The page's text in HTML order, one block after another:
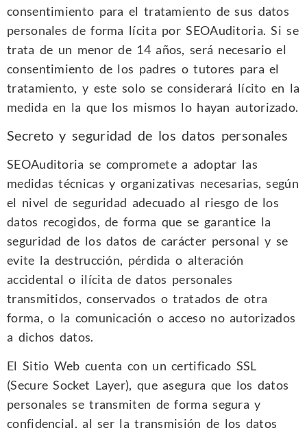
consentimiento para el tratamiento de sus datos
personales de forma lícita por SEOAuditoria. Si se
trata de un menor de 14 años, será necesario el
consentimiento de los padres o tutores para el
tratamiento, y este solo se considerará lícito en la
medida en la que los mismos lo hayan autorizado.
Secreto y seguridad de los datos personales
SEOAuditoria se compromete a adoptar las
medidas técnicas y organizativas necesarias, según
el nivel de seguridad adecuado al riesgo de los
datos recogidos, de forma que se garantice la
seguridad de los datos de carácter personal y se
evite la destrucción, pérdida o alteración
accidental o ilícita de datos personales
transmitidos, conservados o tratados de otra
forma, o la comunicación o acceso no autorizados
a dichos datos.
El Sitio Web cuenta con un certificado SSL
(Secure Socket Layer), que asegura que los datos
personales se transmiten de forma segura y
confidencial, al ser la transmisión de los datos